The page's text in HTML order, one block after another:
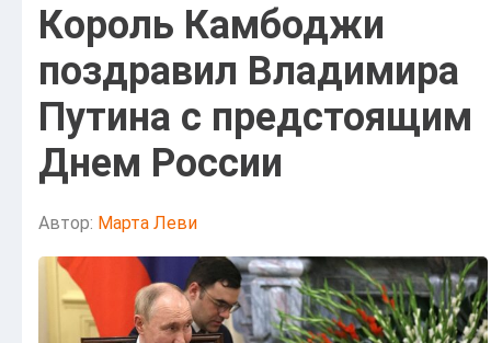
Король Камбоджи
поздравил Владимира
Путина с предстоящим
Днем России
Автор: Марта Леви